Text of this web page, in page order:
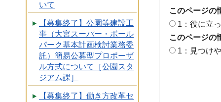
いて
【募集終了】公園等建設工
事（大宮スーパー・ボール
パーク基本計画検討業務委
託）簡易公募型プロポーザ
ル方式について［公園スタ
ジアム課］
【募集終了】働き方改革セ
このページの
1：役に立
このページの
1：見つけ